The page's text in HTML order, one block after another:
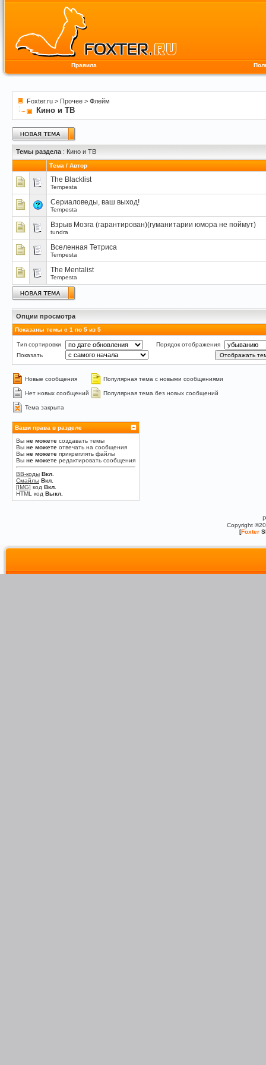
Правила
Foxter.ru > Прочее > Флейм
Кино и ТВ
Темы раздела : Кино и ТВ
Тема / Автор
The Blacklist
Tempesta
Сериаловеды, ваш выход!
Tempesta
Взрыв Мозга (гарантирован)(гуманитарии юмора не поймут)
tundra
Вселенная Тетриса
Tempesta
The Mentalist
Tempesta
Опции просмотра
Показаны темы с 1 по 5 из 5
Тип сортировки
Порядок отображения
Показать
Новые сообщения Популярная тема с новыми сообщениями
Нет новых сообщений Популярная тема без новых сообщений
Тема закрыта
Ваши права в разделе
Вы не можете создавать темы
Вы не можете отвечать на сообщения
Вы не можете прикреплять файлы
Вы не можете редактировать сообщения
BB-коды Вкл.
Смайлы Вкл.
[IMG] код Вкл.
HTML код Выкл.
Copyright
[Foxter